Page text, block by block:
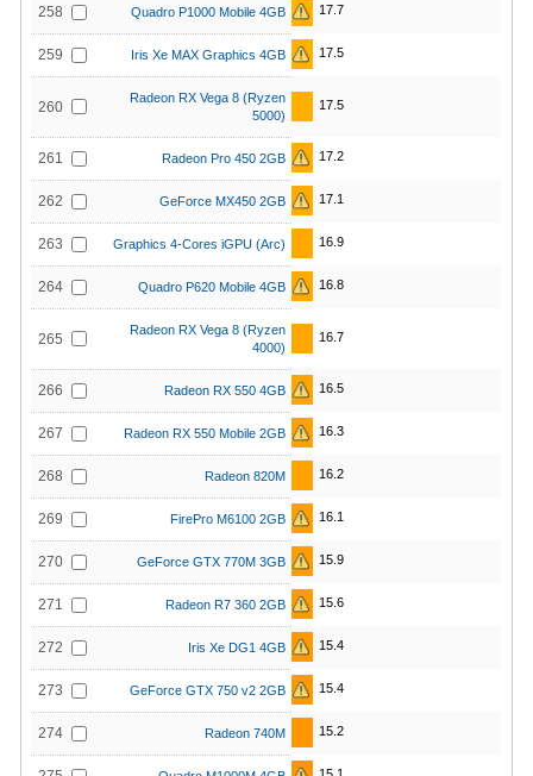
258 Quadro P1000 Mobile 4GB 17.7
259 Iris Xe MAX Graphics 4GB 17.5
260
Radeon RX Vega 8 (Ryzen
5000)
17.5
261 Radeon Pro 450 2GB 17.2
262 GeForce MX450 2GB 17.1
263 Graphics 4-Cores iGPU (Arc) 16.9
264 Quadro P620 Mobile 4GB 16.8
265
Radeon RX Vega 8 (Ryzen
4000)
16.7
266 Radeon RX 550 4GB 16.5
267 Radeon RX 550 Mobile 2GB 16.3
268 Radeon 820M 16.2
269 FirePro M6100 2GB 16.1
270 GeForce GTX 770M 3GB 15.9
271 Radeon R7 360 2GB 15.6
272 Iris Xe DG1 4GB 15.4
273 GeForce GTX 750 v2 2GB 15.4
274 Radeon 740M 15.2